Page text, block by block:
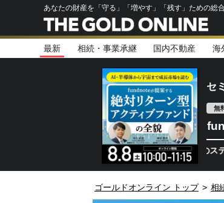
あなたの財産を「守る」「増やす」「残す」ための総
最新 相続・事業承継 国内不動産 海
セ
無
半導体相場は次のステージへ
ゴールドオンライン トップ > 相